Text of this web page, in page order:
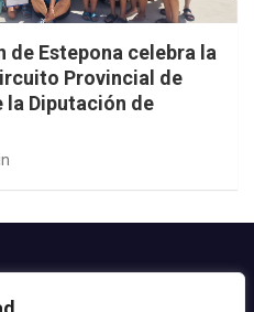
de Estepona celebra la
Provincial de
la Diputación de